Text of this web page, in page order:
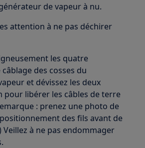
de vapeur à nu.
attention à ne pas déchirer
les quatre
des cosses du
et dévissez les deux
pour libérer les câbles de terre
: prenez une photo de
des fils avant de
Veillez à ne pas endommager